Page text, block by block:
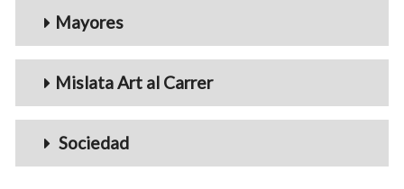
Mayores
Mislata Art al Carrer
Sociedad